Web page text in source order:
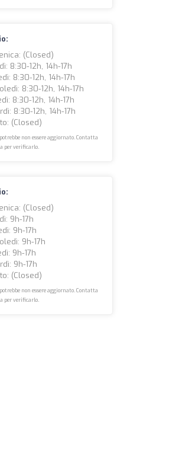
(closed)
8:30-12h, 14h-17h
8:30-12h, 14h-17h
8:30-12h, 14h-17h
8:30-12h, 14h-17h
8:30-12h, 14h-17h
(closed)
non essere aggiornato. Contatta
per verificarlo.
(closed)
9h-17h
9h-17h
9h-17h
9h-17h
9h-17h
(closed)
non essere aggiornato. Contatta
per verificarlo.